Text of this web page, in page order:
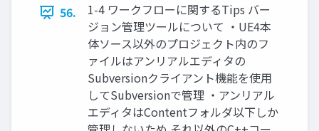
56.
1-4 ワークフローに関するTips バー
ジョン管理ツールについて ・UE4本
体ソース以外のプロジェクト内のフ
ァイルはアンリアルエディタの
Subversionクライアント機能を使用
してSubversionで管理 ・アンリアル
エディタはContentフォルダ以下しか